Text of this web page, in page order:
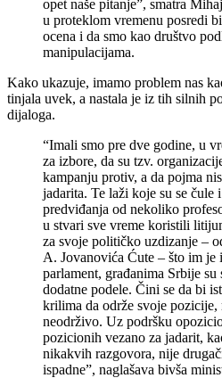
opet naše pitanje”, smatra
u proteklom vremenu posredi
ocena i da smo kao društvo
manipulacijama.
Kako ukazuje, imamo problem nas
tinjala uvek, a nastala je iz tih silnih
dijaloga.
“Imali smo pre dve godine, u
za izbore, da su tzv.
kampanju protiv, a da pojma
jadarita. Te laži koje su se čule
predviđanja od nekoliko
u stvari sve vreme koristili
za svoje političko uzdizanje –
A. Jovanovića Ćute – što im je
parlament, građanima Srbije
dodatne podele. Čini se da bi
krilima da održe svoje pozicije,
neodrživo. Uz podršku
pozicionih vezano za jadarit,
nikakvih razgovora, nije
ispadne”, naglašava bivša